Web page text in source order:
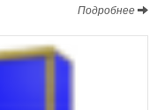
Подробнее